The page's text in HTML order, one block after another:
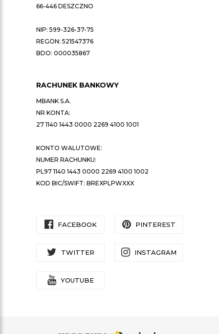
66-446 DESZCZNO
NIP: 599-326-37-75
REGON: 521547376
BDO: 000035867
RACHUNEK BANKOWY
MBANK S.A.
NR KONTA:
27 1140 1443 0000 2269 4100 1001
KONTO WALUTOWE:
NUMER RACHUNKU:
PL97 1140 1443 0000 2269 4100 1002
KOD BIC/SWIFT: BREXPLPWXXX
FACEBOOK PINTEREST
TWITTER INSTAGRAM
YOUTUBE